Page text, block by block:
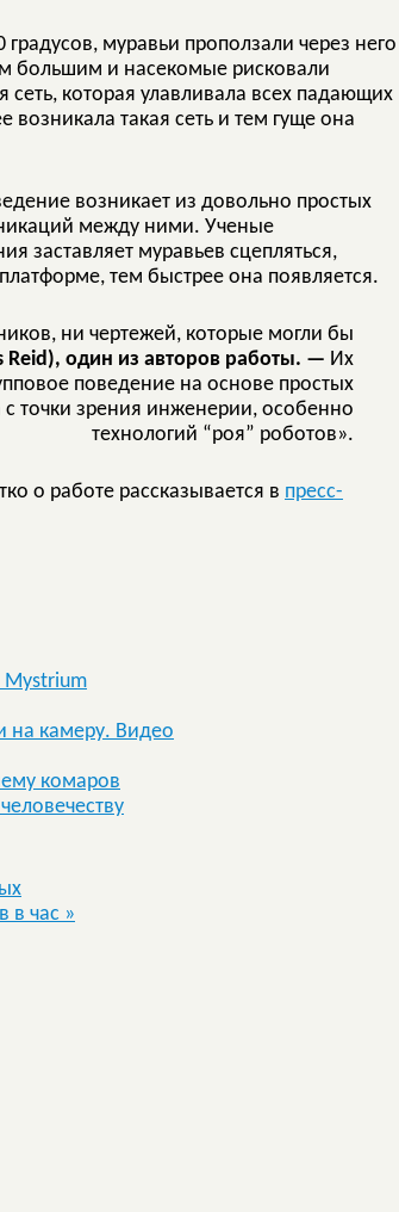
муравьи проползали через него
большим и насекомые рисковали
сеть, которая улавливала всех падающих
такая сеть и тем гуще она
возникает из довольно простых
между ними. Ученые
заставляет муравьев сцепляться,
тем быстрее она появляется.
ни чертежей, которые могли бы
Reid), один из авторов работы. — Их
поведение на основе простых
точки зрения инженерии, особенно
технологий “роя” роботов».
о работе рассказывается в пресс-
Mystrium
на камеру. Видео
комаров
в час »